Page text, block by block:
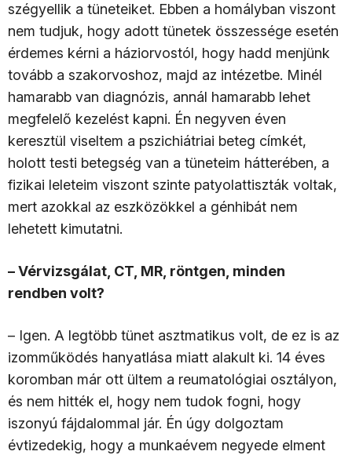
szégyellik a tüneteiket. Ebben a homályban viszont
nem tudjuk, hogy adott tünetek összessége esetén
érdemes kérni a háziorvostól, hogy hadd menjünk
tovább a szakorvoshoz, majd az intézetbe. Minél
hamarabb van diagnózis, annál hamarabb lehet
megfelelő kezelést kapni. Én negyven éven
keresztül viseltem a pszichiátriai beteg címkét,
holott testi betegség van a tüneteim hátterében, a
fizikai leleteim viszont szinte patyolattiszták voltak,
mert azokkal az eszközökkel a génhibát nem
lehetett kimutatni.
– Vérvizsgálat, CT, MR, röntgen, minden
rendben volt?
– Igen. A legtöbb tünet asztmatikus volt, de ez is az
izomműködés hanyatlása miatt alakult ki. 14 éves
koromban már ott ültem a reumatológiai osztályon,
és nem hitték el, hogy nem tudok fogni, hogy
iszonyú fájdalommal jár. Én úgy dolgoztam
évtizedekig, hogy a munkaévem negyede elment